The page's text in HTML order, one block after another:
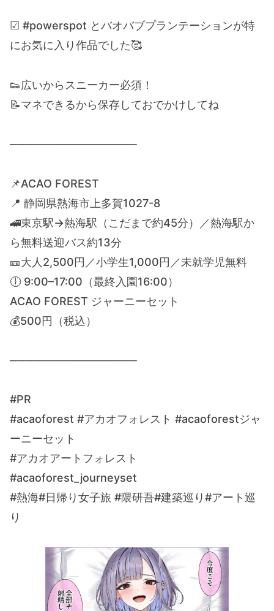
☑︎ #powerspot とバオバブプランテーションが特
にお気に入り作品でした🥰
👟広いからスニーカー必須！
📝マネできるから保存しておでかけしてね
────────────────
📌ACAO FOREST
📍 静岡県熱海市上多賀1027-8
🚄東京駅→熱海駅（こだまで約45分）／熱海駅か
ら無料送迎バス約13分
🎫大人2,500円／小学生1,000円／未就学児無料
🕕 9:00–17:00（最終入園16:00）
ACAO FOREST ジャーニーセット
💰500円（税込）
────────────────
#PR
#acaoforest #アカオフォレスト #acaoforestジャ
ーニーセット
#アカオアートフォレスト
#acaoforest_journeyset
#熱海#日帰り女子旅 #隈研吾#建築巡り#アート巡
り